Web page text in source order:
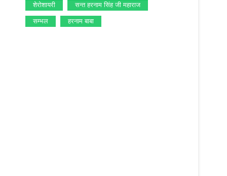
शेरोशायरी सन्‍त हरनाम सिंह जी महाराज
सम्‍भल हरनाम बाबा